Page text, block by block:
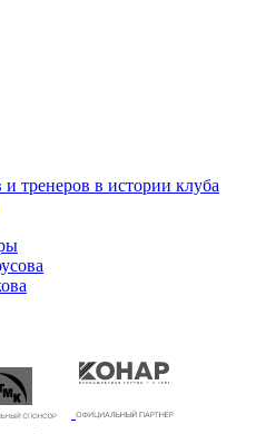
тренеров в истории клуба